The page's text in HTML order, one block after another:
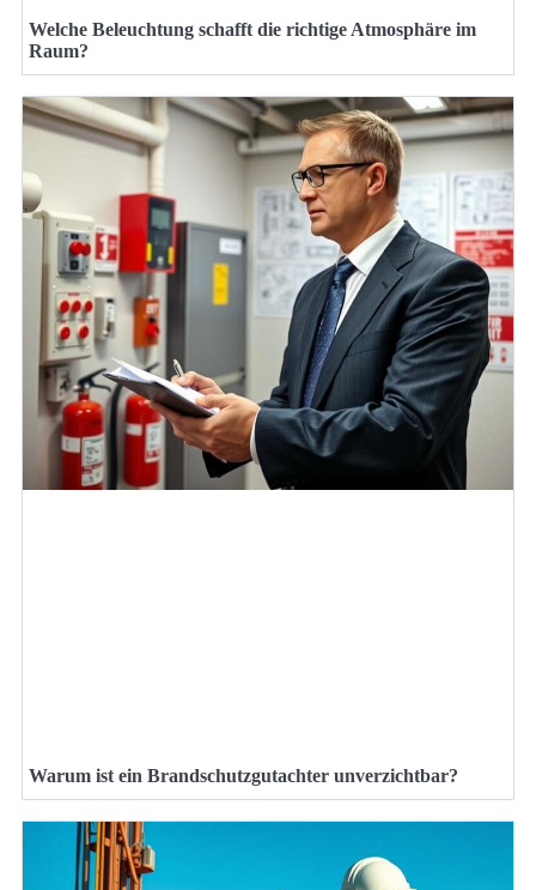
Welche Beleuchtung schafft die richtige Atmosphäre im
Raum?
Warum ist ein Brandschutzgutachter unverzichtbar?